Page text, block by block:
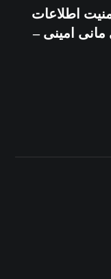
امنیت اطلاعات
مانی امینی –